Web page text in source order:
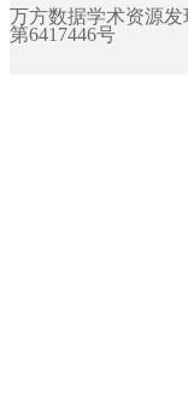
万方数据学术资源
第6417446号